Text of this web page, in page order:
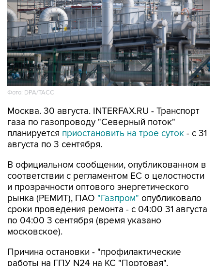
Фото: DPA/ТАСС
Москва. 30 августа. INTERFAX.RU - Транспорт
газа по газопроводу "Северный поток"
планируется приостановить на трое суток - с 31
августа по 3 сентября.
В официальном сообщении, опубликованном в
соответствии с регламентом ЕС о целостности
и прозрачности оптового энергетического
рынка (РЕМИТ), ПАО "Газпром" опубликовало
сроки проведения ремонта - с 04:00 31 августа
по 04:00 3 сентября (время указано
московское).
Причина остановки - "профилактические
работы на ГПУ N24 на КС "Портовая",